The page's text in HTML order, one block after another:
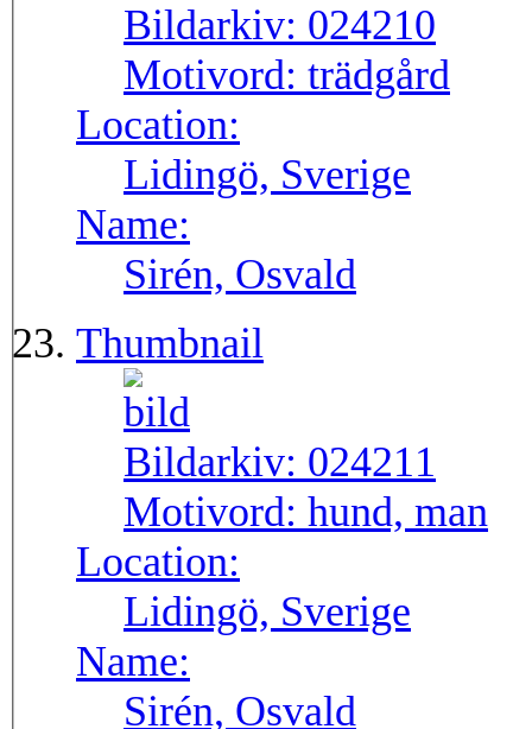
Bildarkiv: 024210
Motivord: trädgård
Location:
Lidingö, Sverige
Name:
Sirén, Osvald
Thumbnail
Bildarkiv: 024211
Motivord: hund, man
Location:
Lidingö, Sverige
Name:
Sirén, Osvald